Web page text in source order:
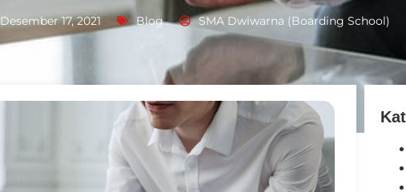
Desember 17, 2021 Blog SMA Dwiwarna (Boarding School)